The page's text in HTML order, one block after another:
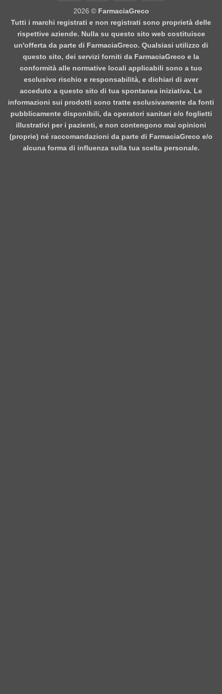
2026 © FarmaciaGreco
Tutti i marchi registrati e non registrati sono proprietà delle
rispettive aziende. Nulla su questo sito web costituisce
un'offerta da parte di FarmaciaGreco. Qualsiasi utilizzo di
questo sito, dei servizi forniti da FarmaciaGreco e la
conformità alle normative locali applicabili sono a tuo
esclusivo rischio e responsabilità, e dichiari di aver
acceduto a questo sito di tua spontanea iniziativa. Le
informazioni sui prodotti sono tratte esclusivamente da fonti
pubblicamente disponibili, da operatori sanitari e/o foglietti
illustrativi per i pazienti, e non contengono mai opinioni
(proprie) né raccomandazioni da parte di FarmaciaGreco e/o
alcuna forma di influenza sulla tua scelta personale.